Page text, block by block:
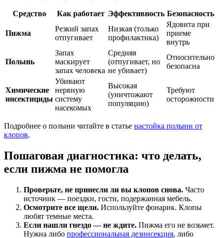
Средство Как работает Эффективность Безопасность
Пижма
Резкий запах
отпугивает
Низкая (только
профилактика)
Ядовита при
приеме
внутрь
Полынь
Запах
маскирует
запах человека
Средняя
(отпугивает, но
не убивает)
Относительно
безопасна
Химические
инсектициды
Убивают
нервную
систему
насекомых
Высокая
(уничтожают
популяцию)
Требуют
осторожности
Подробнее о полыни читайте в статье настойка полыни от
клопов.
Пошаговая диагностика: что делать,
если пижма не помогла
Проверьте, не принесли ли вы клопов снова. Часто
источник — поездки, гости, подержанная мебель.
Осмотрите все щели. Используйте фонарик. Клопы
любят темные места.
Если нашли гнездо — не ждите. Пижма его не возьмет.
Нужна либо профессиональная дезинсекция, либо